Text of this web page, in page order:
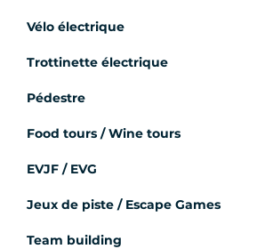
Vélo électrique
Trottinette électrique
Pédestre
Food tours / Wine tours
EVJF / EVG
Jeux de piste / Escape Games
Team building